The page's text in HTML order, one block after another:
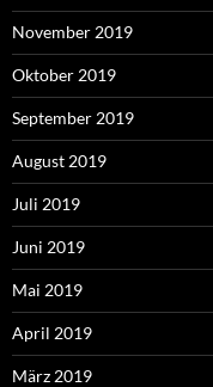
November 2019
Oktober 2019
September 2019
August 2019
Juli 2019
Juni 2019
Mai 2019
April 2019
März 2019